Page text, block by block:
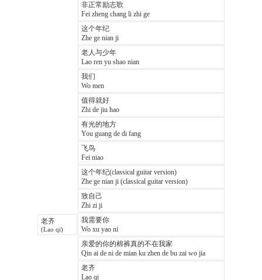
非正常励志歌
Fei zheng chang li zhi ge
这个年纪
Zhe ge nian ji
老人与少年
Lao ren yu shao nian
我们
Wo men
值得就好
Zhi de jiu hao
有光的地方
You guang de di fang
飞鸟
Fei niao
这个年纪(classical guitar version)
Zhe ge nian ji (classical guitar version)
致自己
Zhi zi ji
老齐
(Lao qi)
我需要你
Wo xu yao ni
亲爱的你的棉裤真的不在我家
Qin ai de ni de mian ku zhen de bu zai wo jia
老齐
Lao qi